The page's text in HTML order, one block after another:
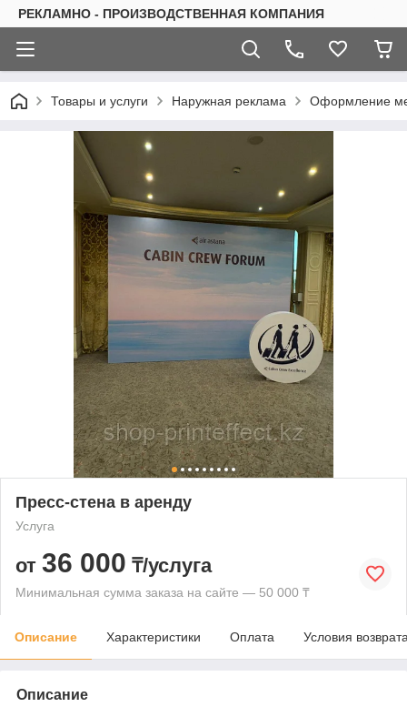
РЕКЛАМНО - ПРОИЗВОДСТВЕННАЯ КОМПАНИЯ
Товары и услуги Наружная реклама Оформление
Пресс-стена в аренду
Услуга
от 36 000 ₸/услуга
Минимальная сумма заказа на сайте — 50 000 ₸
Описание Характеристики Оплата Условия
Описание